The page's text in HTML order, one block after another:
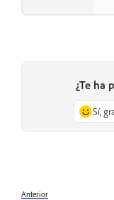
¿Te ha
Sí,
Anterior